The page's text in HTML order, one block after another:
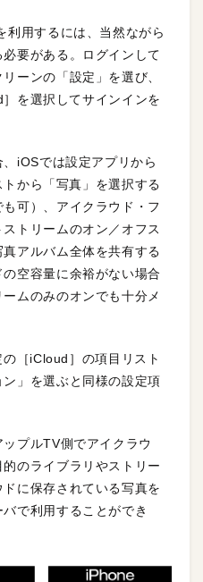
利用するには、当然ながら
要がある。ログインして
ーンの「設定」を選び、
を選択してサインインを
iOSでは設定アプリから
から「写真」を選択する
可）、アイクラウド・フ
トリームのオン／オフス
アルバム全体を共有する
空容量に余裕がない場合
ムのみのオンでも十分メ
［iCloud］の項目リスト
」を選ぶと同様の設定項
プルTV側でアイクラウ
のライブラリやストリー
に保存されている写真を
で利用することができ